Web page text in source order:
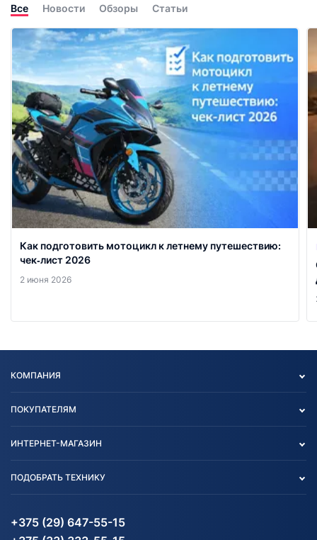
Все Новости Обзоры Статьи
Как подготовить мотоцикл к летнему путешествию:
чек‑лист 2026
2 июня 2026
КОМПАНИЯ
Блог
Карта сайта
ПОКУПАТЕЛЯМ
Согласие на обработку
Информация до получения
согласия на обработку
ИНТЕРНЕТ-МАГАЗИН
Агротехника
Водный транспорт
Электротранспорт
ПОДОБРАТЬ ТЕХНИКУ
Агротехника
Электротранспорт
+375 (29) 647-55-15